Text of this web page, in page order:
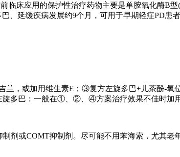
临床应用的保护性治疗药物主要是单胺氧化酶B
巴、延缓疾病发展约9个月，可用于早期轻症PD
，或加用维生素E；③复方左旋多巴+儿茶酚-氧
多巴：一般在①、②、④方案治疗效果不佳时加
剂或COMT抑制剂。尽可能不用苯海索，尤其老